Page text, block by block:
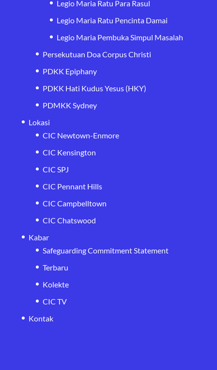
Legio Maria Ratu Para Rasul
Legio Maria Ratu Pencinta Damai
Legio Maria Pembuka Simpul Masalah
Persekutuan Doa Corpus Christi
PDKK Epiphany
PDKK Hati Kudus Yesus (HKY)
PDMKK Sydney
Lokasi
CIC Newtown-Enmore
CIC Kensington
CIC SPJ
CIC Pennant Hills
CIC Campbelltown
CIC Chatswood
Kabar
Safeguarding Commitment Statement
Terbaru
Kolekte
CIC TV
Kontak